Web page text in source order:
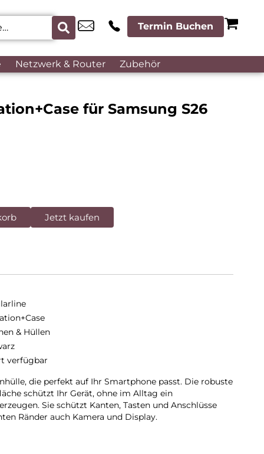
Termin Buchen
Netzwerk & Router Zubehör
für Samsung S26
Jetzt kaufen
& Hüllen
verfügbar
die perfekt auf Ihr Smartphone passt. Die robuste
schützt Ihr Gerät, ohne im Alltag ein
Sie schützt Kanten, Tasten und Anschlüsse
Ränder auch Kamera und Display.